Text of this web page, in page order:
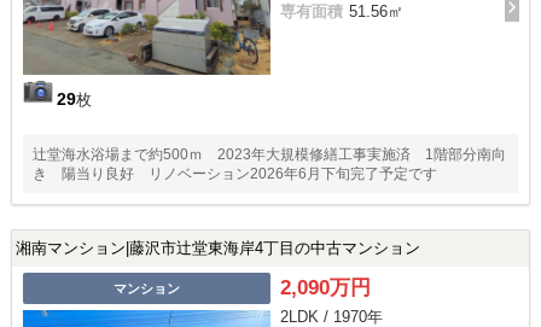
29枚
専有面積 51.56㎡
辻堂海水浴場まで約500ｍ 2023年大規模修繕工事実施済 1階部分南向
き 陽当り良好 リノベーション2026年6月下旬完了予定です
湘南マンション|藤沢市辻堂東海岸4丁目の中古マンション
マンション 2,090万円
2LDK / 1970年